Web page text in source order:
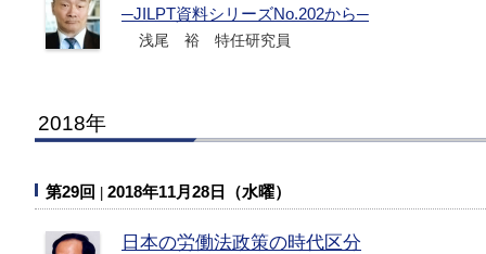
─JILPT資料シリーズNo.202から─
浅尾 裕 特任研究員
2018年
第29回 2018年11月28日（水曜）
日本の労働法政策の時代区分